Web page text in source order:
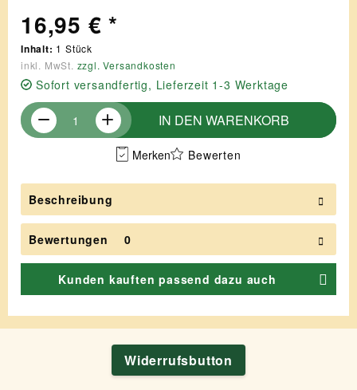
16,95 € *
Inhalt: 1 Stück
inkl. MwSt. zzgl. Versandkosten
Sofort versandfertig, Lieferzeit 1-3 Werktage
IN DEN WARENKORB
Merken Bewerten
Beschreibung
Bewertungen 0
Kunden kauften passend dazu auch
Widerrufsbutton